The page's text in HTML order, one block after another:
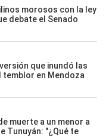
morosos con la ley
debate el Senado
que inundó las
en Mendoza
muerte a un menor a
Tunuyán: "¿Qué te